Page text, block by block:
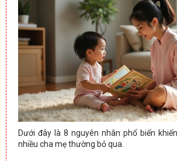
Dưới đây là 8 nguyên nhân phổ biến
nhiều cha mẹ thường bỏ qua.